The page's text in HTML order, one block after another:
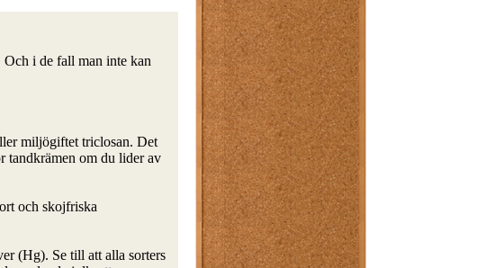
i de fall man inte kan
miljögiftet triclosan. Det
tandkrämen om du lider av
och skojfriska
(Hg). Se till att alla sorters